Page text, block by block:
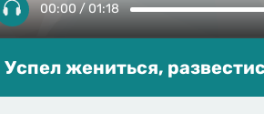
00:00 / 01:18
Успел жениться,